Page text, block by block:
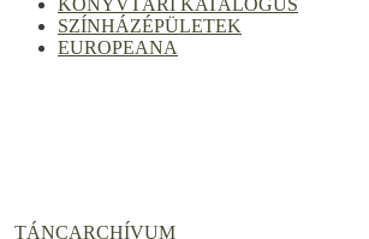
SZÍNHÁZÉPÜLETEK
EUROPEANA
TÁNCARCHÍVUM